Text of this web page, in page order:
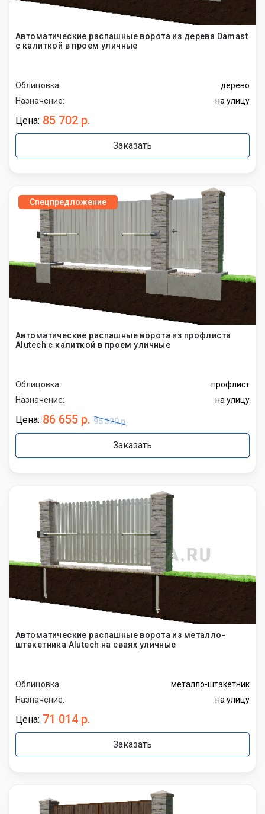
Автоматические распашные ворота из дерева Damast
с калиткой в проем уличные
Облицовка:
дерево
Назначение:
на улицу
Цена: 85 702 р.
Заказать
Спецпредложение
Автоматические распашные ворота из профлиста
Alutech с калиткой в проем уличные
Облицовка:
профлист
Назначение:
на улицу
Цена: 86 655 р. 95 320 р.
Заказать
Автоматические распашные ворота из металло-
штакетника Alutech на сваях уличные
Облицовка:
металло-штакетник
Назначение:
на улицу
Цена: 71 014 р.
Заказать